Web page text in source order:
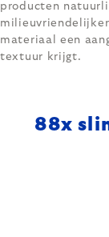
producten
materiaal een
textuur krijgt.
88x